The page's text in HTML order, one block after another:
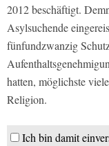
2012 beschäftigt.
Asylsuchende
fünfundzwanzig
hatten, möglichste
Religion.
Ich bin damit